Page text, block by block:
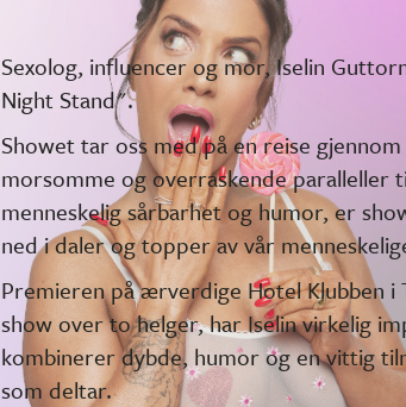
Sexolog, influencer og mor, Iselin
Night Stand".
Showet tar oss med på en reise
morsomme og overraskende
menneskelig sårbarhet og humor, er
ned i daler og topper av vår
Premieren på ærverdige Hotel Klubben i
show over to helger, har Iselin virkelig
kombinerer dybde, humor og en vittig
som deltar.